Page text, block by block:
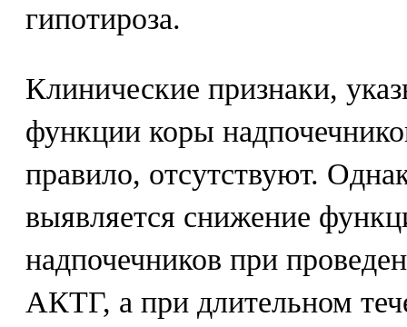
гипотироза.
Клинические признаки,
функции коры
правило, отсутствуют.
выявляется снижение
надпочечников при
АКТГ, а при длительном